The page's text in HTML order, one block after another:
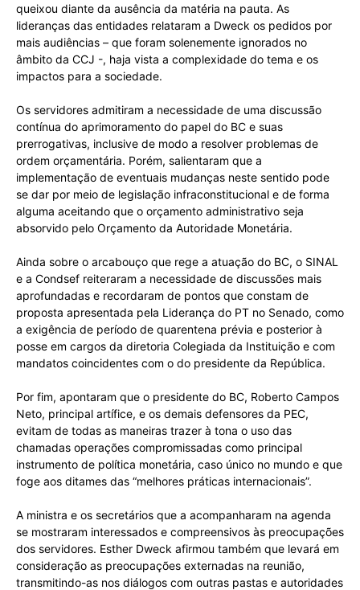
queixou diante da ausência da matéria na pauta. As
lideranças das entidades relataram a Dweck os pedidos por
mais audiências – que foram solenemente ignorados no
âmbito da CCJ -, haja vista a complexidade do tema e os
impactos para a sociedade.
Os servidores admitiram a necessidade de uma discussão
contínua do aprimoramento do papel do BC e suas
prerrogativas, inclusive de modo a resolver problemas de
ordem orçamentária. Porém, salientaram que a
implementação de eventuais mudanças neste sentido pode
se dar por meio de legislação infraconstitucional e de forma
alguma aceitando que o orçamento administrativo seja
absorvido pelo Orçamento da Autoridade Monetária.
Ainda sobre o arcabouço que rege a atuação do BC, o SINAL
e a Condsef reiteraram a necessidade de discussões mais
aprofundadas e recordaram de pontos que constam de
proposta apresentada pela Liderança do PT no Senado, como
a exigência de período de quarentena prévia e posterior à
posse em cargos da diretoria Colegiada da Instituição e com
mandatos coincidentes com o do presidente da República.
Por fim, apontaram que o presidente do BC, Roberto Campos
Neto, principal artífice, e os demais defensores da PEC,
evitam de todas as maneiras trazer à tona o uso das
chamadas operações compromissadas como principal
instrumento de política monetária, caso único no mundo e que
foge aos ditames das “melhores práticas internacionais”.
A ministra e os secretários que a acompanharam na agenda
se mostraram interessados e compreensivos às preocupações
dos servidores. Esther Dweck afirmou também que levará em
consideração as preocupações externadas na reunião,
transmitindo-as nos diálogos com outras pastas e autoridades